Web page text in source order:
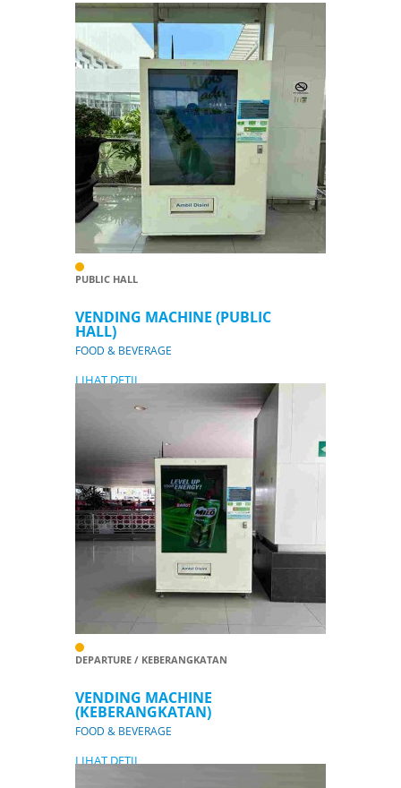
PUBLIC HALL
VENDING MACHINE (PUBLIC
HALL)
FOOD & BEVERAGE
LIHAT DETIL
DEPARTURE / KEBERANGKATAN
VENDING MACHINE
(KEBERANGKATAN)
FOOD & BEVERAGE
LIHAT DETIL